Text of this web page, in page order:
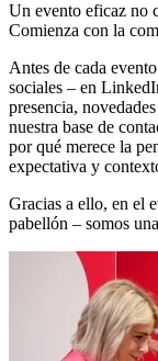
Un evento eficaz no
Comienza con la
Antes de cada
sociales – en
presencia,
nuestra base de
por qué merece la
expectativa y
Gracias a ello, en el
pabellón – somos